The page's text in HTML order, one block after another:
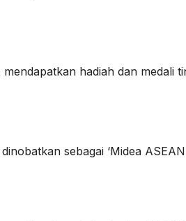
hadiah dan medali
sebagai ‘Midea ASEAN